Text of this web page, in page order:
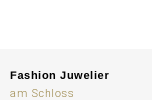
Fashion Juwelier
am Schloss